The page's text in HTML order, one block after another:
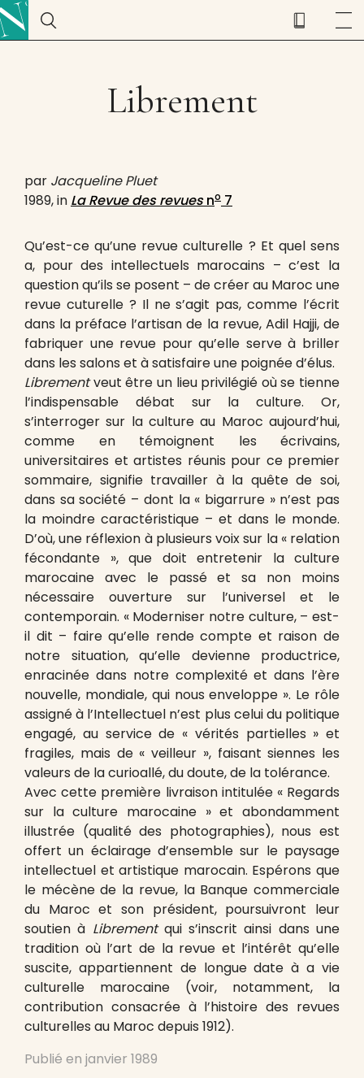
Librement
par Jacqueline Pluet
1989, in La Revue des revuesno 7
Qu’est-ce qu’une revue culturelle ? Et quel sens
a, pour des intellectuels marocains – c’est la
question qu’ils se posent – de créer au Maroc une
revue cuturelle ? Il ne s’agit pas, comme l’écrit
dans la préface l’artisan de la revue, Adil Hajji, de
fabriquer une revue pour qu’elle serve à briller
dans les salons et à satisfaire une poignée d’élus.
Librementveut être un lieu privilégié où se tienne
l’indispensable débat sur la culture. Or,
s’interroger sur la culture au Maroc aujourd’hui,
comme en témoignent les écrivains,
universitaires et artistes réunis pour ce premier
sommaire, signifie travailler à la quête de soi,
dans sa société – dont la « bigarrure » n’est pas
la moindre caractéristique – et dans le monde.
D’où, une réflexion à plusieurs voix sur la « relation
fécondante », que doit entretenir la culture
marocaine avec le passé et sa non moins
nécessaire ouverture sur l’universel et le
contemporain. « Moderniser notre culture, – est-
il dit – faire qu’elle rende compte et raison de
notre situation, qu’elle devienne productrice,
enracinée dans notre complexité et dans l’ère
nouvelle, mondiale, qui nous enveloppe ». Le rôle
assigné à l’Intellectuel n’est plus celui du politique
engagé, au service de « vérités partielles » et
fragiles, mais de « veilleur », faisant siennes les
valeurs de la curioallé, du doute, de la tolérance.
Avec cette première livraison intitulée « Regards
sur la culture marocaine » et abondamment
illustrée (qualité des photographies), nous est
offert un éclairage d’ensemble sur le paysage
intellectuel et artistique marocain. Espérons que
le mécène de la revue, la Banque commerciale
du Maroc et son président, poursuivront leur
soutien à Librementqui s’inscrit ainsi dans une
tradition où l’art de la revue et l’intérêt qu’elle
suscite, appartiennent de longue date à a vie
culturelle marocaine (voir, notamment, la
contribution consacrée à l’histoire des revues
culturelles au Maroc depuis 1912).
Publié en janvier 1989